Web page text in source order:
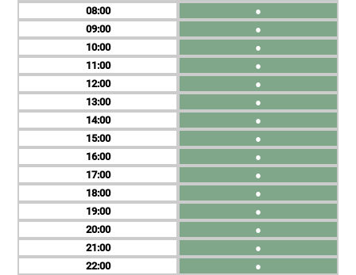
08
09
10
11
12
13
14
15
16
17
18
19
20
21
22
●
●
●
●
●
●
●
●
●
●
●
●
●
●
●